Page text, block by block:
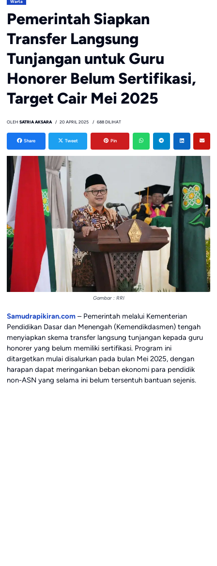
Warta
Pemerintah Siapkan
Transfer Langsung
Tunjangan untuk Guru
Honorer Belum Sertifikasi,
Target Cair Mei 2025
OLEH SATRIA AKSARA 20 APRIL 2025 688 DILIHAT
Share Tweet Pin
Gambar : RRI
Samudrapikiran.com– Pemerintah melalui Kementerian
Pendidikan Dasar dan Menengah (Kemendikdasmen) tengah
menyiapkan skema transfer langsung tunjangan kepada guru
honorer yang belum memiliki sertifikasi. Program ini
ditargetkan mulai disalurkan pada bulan Mei 2025, dengan
harapan dapat meringankan beban ekonomi para pendidik
non-ASN yang selama ini belum tersentuh bantuan sejenis.